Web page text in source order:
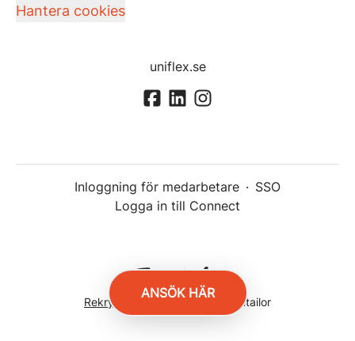
ANSÖK HÄR
Hantera cookies
uniflex.se
Inloggning för medarbetare · SSO
Logga in till Connect
Rekryteringsverktygfrån Teamtailor